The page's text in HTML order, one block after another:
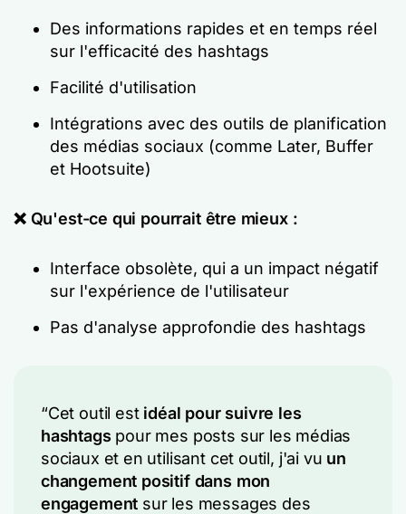
Des informations rapides et en temps réel
sur l'efficacité des hashtags
Facilité d'utilisation
Intégrations avec des outils de planification
des médias sociaux (comme Later, Buffer
et Hootsuite)
❌ Qu'est-ce qui pourrait être mieux :
Interface obsolète, qui a un impact négatif
sur l'expérience de l'utilisateur
Pas d'analyse approfondie des hashtags
“Cet outil est idéal pour suivre les
hashtags pour mes posts sur les médias
sociaux et en utilisant cet outil, j'ai vu un
changement positif dans mon
engagement sur les messages des